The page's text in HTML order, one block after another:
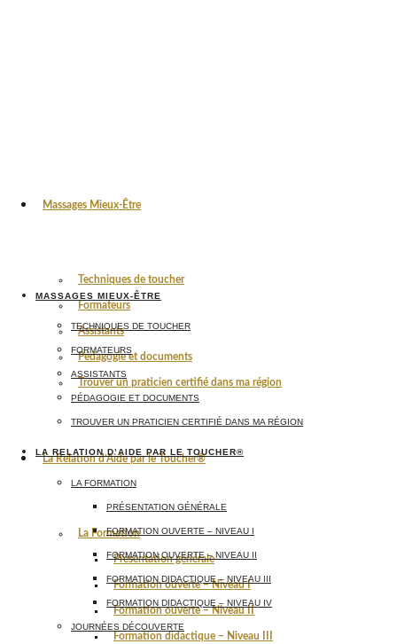
Massages Mieux-Être
Techniques de toucher
Formateurs
Assistants
Pédagogie et documents
Trouver un praticien certifié dans ma région
La Relation d’Aide par le Toucher®
La Formation
Présentation générale
Formation ouverte – Niveau I
Formation ouverte – Niveau II
Formation didactique – Niveau III
MASSAGES MIEUX-ÊTRE
TECHNIQUES DE TOUCHER
FORMATEURS
ASSISTANTS
PÉDAGOGIE ET DOCUMENTS
TROUVER UN PRATICIEN CERTIFIÉ DANS MA RÉGION
LA RELATION D’AIDE PAR LE TOUCHER®
LA FORMATION
PRÉSENTATION GÉNÉRALE
FORMATION OUVERTE – NIVEAU I
FORMATION OUVERTE – NIVEAU II
FORMATION DIDACTIQUE – NIVEAU III
FORMATION DIDACTIQUE – NIVEAU IV
JOURNÉES DÉCOUVERTE